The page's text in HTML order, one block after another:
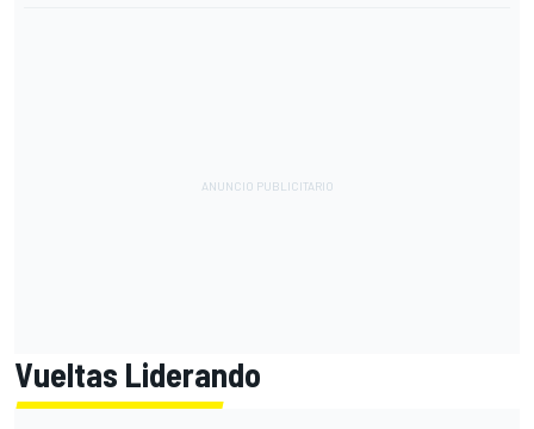
Vueltas Liderando